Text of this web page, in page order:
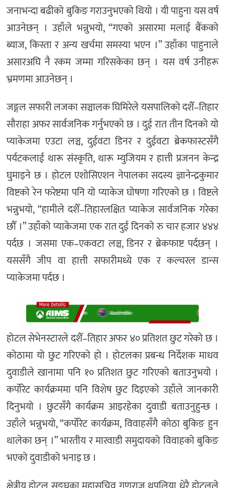
जनाभन्दा बढीको बुकिङ गराउनुभएको थियो । यी पाहुना यस वर्ष
आउनेछन् । उहाँले भन्नुभयो, “गएको असारमा मलाई बैंकको
ब्याज, किस्ता र अन्य खर्चमा समस्या भएन ।” उहाँका पाहुनाले
असारअघि नै रकम जम्मा गरिसकेका छन् । यस वर्ष उनीहरू
भ्रमणमा आउनेछन् ।
जङ्गल सफारी लजका सञ्चालक घिमिरेले यसपालिको दशैँ–तिहार
सौराहा अफर सार्वजनिक गर्नुभएको छ । दुई रात तीन दिनको यो
प्याकेजमा एउटा लञ्च, दुईवटा डिनर र दुईवटा ब्रेकफास्टसँगै
पर्यटकलाई थारू संस्कृति, थारू म्युजियम र हात्ती प्रजनन केन्द्र
घुमाइने छ । होटल एशोसिएशन नेपालका सदस्य ज्ञानेन्द्रकुमार
विष्टको रेन फरेष्टमा पनि यो प्याकेज घोषणा गरिएको छ । विष्टले
भन्नुभयो, “हामीले दशैँ–तिहारलक्षित प्याकेज सार्वजनिक गरेका
छौँ ।” उहाँको प्याकेजमा एक रात दुई दिनको रु चार हजार ४४४
पर्दछ । जसमा एक–एकवटा लञ्च, डिनर र ब्रेकफाष्ट पर्दछन् ।
यससँगै जीप वा हात्ती सफारीमध्ये एक र कल्चरल डान्स
प्याकेजमा पर्दछ ।
होटल सेभेनस्टारले दशैँ–तिहार अफर ४० प्रतिशत छुट गरेको छ ।
कोठामा यो छुट गरिएको हो । होटलका प्रबन्ध निर्देशक माधव
दुवाडीले खानामा पनि १० प्रतिशत छुट गरिएको बताउनुभयो ।
कर्पोरेट कार्यक्रममा पनि विशेष छुट दिइएको उहाँले जानकारी
दिनुभयो । छुटसँगै कार्यक्रम आइरहेका दुवाडी बताउनुहुन्छ ।
उहाँले भन्नुभयो, “कर्पोरेट कार्यक्रम, विवाहसँगै कोठा बुकिङ हुन
थालेका छन् ।” भारतीय र मारवाडी समुदायको विवाहको बुकिङ
भएको दुवाडीको भनाइ छ ।